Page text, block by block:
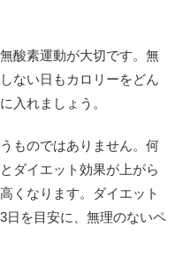
酸素運動が大切です。無
ない日もカロリーをどん
入れましょう。
ものではありません。何
ダイエット効果が上がら
くなります。ダイエット
日を目安に、無理のないペ